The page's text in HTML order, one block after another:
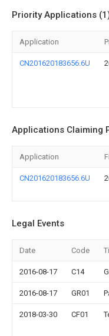
Priority Applications
Application
CN201620183656.6U
Applications Claiming
Application
CN201620183656.6U
Legal Events
Date Code
2016-08-17 C14
2016-08-17 GR01
2018-03-30 CF01